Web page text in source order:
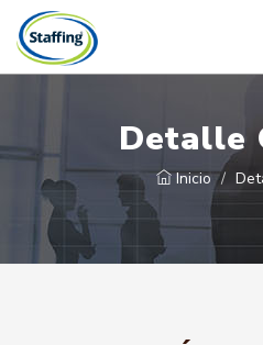
Detalle
Inicio